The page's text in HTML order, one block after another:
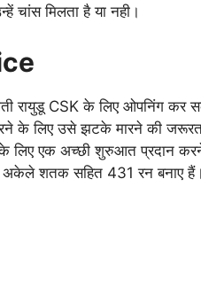
चांस मिलता है या नही।
रायुडू CSK के लिए ओपनिंग
के लिए उसे झटके मारने की
लिए एक अच्छी शुरुआत प्रदान
अकेले शतक सहित 431 रन बनाए हैं।